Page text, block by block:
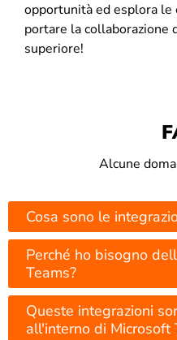
opportunità ed esplora
portare la
superiore!
Alcune
Cosa sono le
Perché ho bisogno
Teams?
Queste integrazioni
all'interno di Microsoft